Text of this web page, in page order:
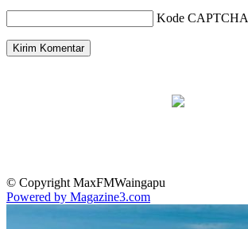
Kode CAPTCHA
© Copyright MaxFMWaingapu
Powered by Magazine3.com